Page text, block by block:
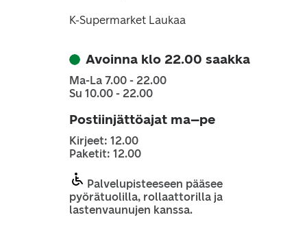
K-Supermarket Laukaa
Avoinna klo 22.00 saakka
Ma-La 7.00 - 22.00
Su 10.00 - 22.00
Postiinjättöajat ma–pe
Kirjeet: 12.00
Paketit: 12.00
Palvelupisteeseen pääsee
pyörätuolilla, rollaattorilla ja
lastenvaunujen kanssa.